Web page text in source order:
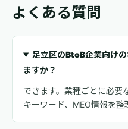
よくある質問
足立区のBtoB企業向け
ますか？
できます。業種ごとに必要
キーワード、MEO情報を整